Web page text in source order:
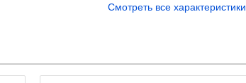
Смотреть все характеристики